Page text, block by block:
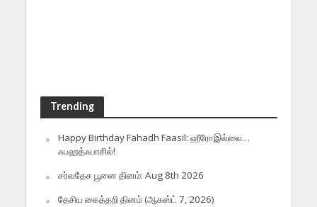
Trending
Happy Birthday Fahadh Faasil: ஹீரோஇல்லை…
ஃபஹத்ஃபாசில்!
சர்வதேச பூனை தினம்: Aug 8th 2026
தேசிய கைத்தறி தினம் (ஆகஸ்ட் 7, 2026)